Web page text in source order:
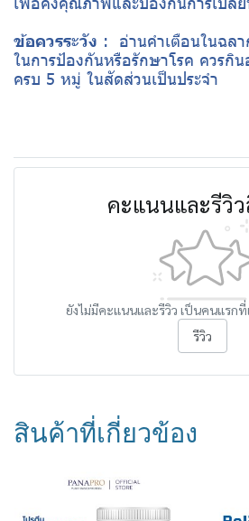
ข้อควรระวัง : อ่านคำเตือนในฉล
ในการป้องกันหรือรักษาโรค ควรกิ
ครบ 5 หมู่ ในสัดส่วนเป็นประจำ
คะแนนและรีวิ
ยังไม่มีคะแนนและรีวิว เป็นคนแรก
รีวิว
สินค้าที่เกี่ยวข้อง